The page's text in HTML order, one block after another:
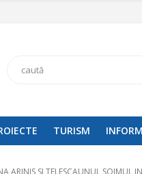
Search
TURISM
ARINIS SI TELESCAUNUL SOIMUL